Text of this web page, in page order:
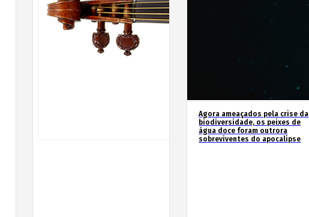
Agora ameaçados pela crise da
biodiversidade, os peixes de
água doce foram outrora
sobreviventes do apocalipse